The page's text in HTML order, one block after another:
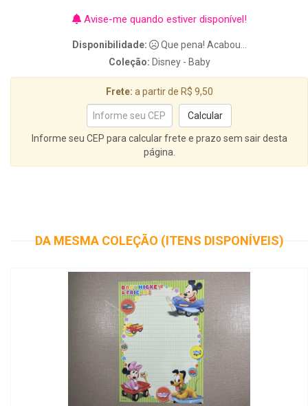
Avise-me quando estiver disponível!
Disponibilidade:
Que pena! Acabou...
Coleção: Disney - Baby
Frete: a partir de R$ 9,50
Informe seu CEP para calcular frete e prazo sem sair desta
página.
DA MESMA COLEÇÃO (ITENS DISPONÍVEIS)